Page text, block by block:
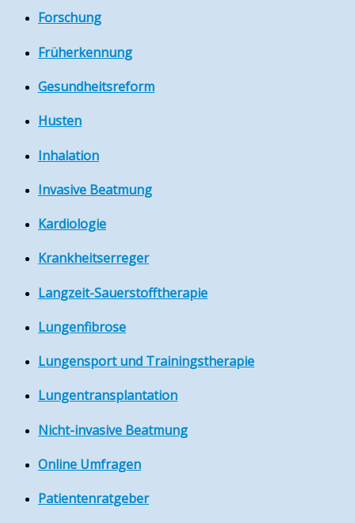
Forschung
Früherkennung
Gesundheitsreform
Husten
Inhalation
Invasive Beatmung
Kardiologie
Krankheitserreger
Langzeit-Sauerstofftherapie
Lungenfibrose
Lungensport und Trainingstherapie
Lungentransplantation
Nicht-invasive Beatmung
Online Umfragen
Patientenratgeber